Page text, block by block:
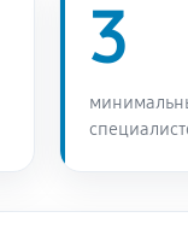
60 минут
60 минут
3